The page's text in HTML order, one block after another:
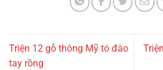
Triện 12 gỗ thông Mỹ tó đào
tay rồng